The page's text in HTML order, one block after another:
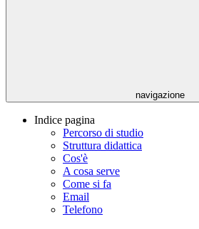
navigazione
Indice pagina
Percorso di studio
Struttura didattica
Cos'è
A cosa serve
Come si fa
Email
Telefono